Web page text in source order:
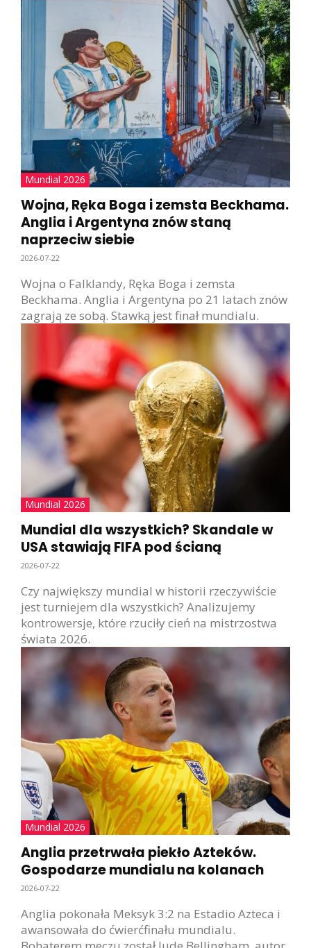
Mundial 2026
Wojna, Ręka Boga i zemsta Beckhama.
Anglia i Argentyna znów staną
naprzeciw siebie
2026-07-22
Wojna o Falklandy, Ręka Boga i zemsta
Beckhama. Anglia i Argentyna po 21 latach znów
zagrają ze sobą. Stawką jest finał mundialu.
Mundial 2026
Mundial dla wszystkich? Skandale w
USA stawiają FIFA pod ścianą
2026-07-22
Czy największy mundial w historii rzeczywiście
jest turniejem dla wszystkich? Analizujemy
kontrowersje, które rzuciły cień na mistrzostwa
świata 2026.
Mundial 2026
Anglia przetrwała piekło Azteków.
Gospodarze mundialu na kolanach
2026-07-22
Anglia pokonała Meksyk 3:2 na Estadio Azteca i
awansowała do ćwierćfinału mundialu.